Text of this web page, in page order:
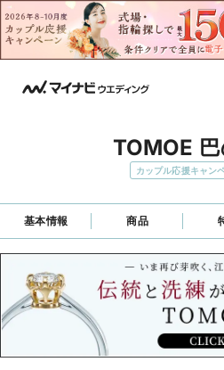
TOMOE
カップル応援キャン
基本情報 商品